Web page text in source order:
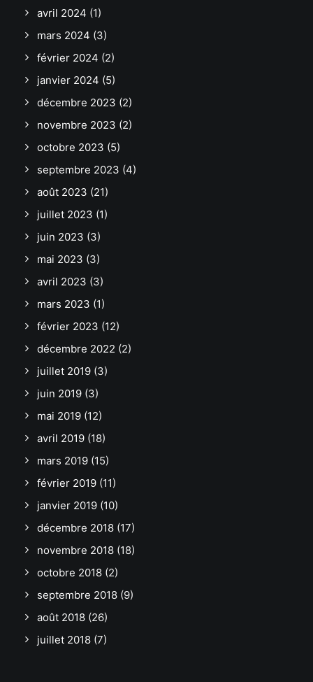
avril 2024 (1)
mars 2024 (3)
février 2024 (2)
janvier 2024 (5)
décembre 2023 (2)
novembre 2023 (2)
octobre 2023 (5)
septembre 2023 (4)
août 2023 (21)
juillet 2023 (1)
juin 2023 (3)
mai 2023 (3)
avril 2023 (3)
mars 2023 (1)
février 2023 (12)
décembre 2022 (2)
juillet 2019 (3)
juin 2019 (3)
mai 2019 (12)
avril 2019 (18)
mars 2019 (15)
février 2019 (11)
janvier 2019 (10)
décembre 2018 (17)
novembre 2018 (18)
octobre 2018 (2)
septembre 2018 (9)
août 2018 (26)
juillet 2018 (7)